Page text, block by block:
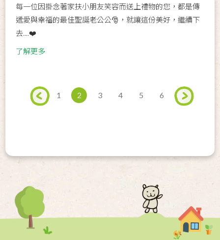
每一位因掛念著家扶小朋友笑容而送上禮物的您，都是傳
遞愛與幸福的最佳聖誕老公公🎅，就讓這份美好，繼續下
去....❤️
了解更多
1 2 3 4 5 6